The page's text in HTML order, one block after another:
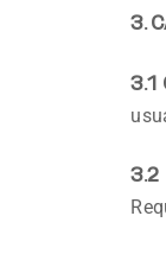
3.
3.1
3.2